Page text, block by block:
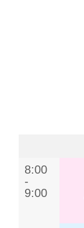
8:00
-
9:00